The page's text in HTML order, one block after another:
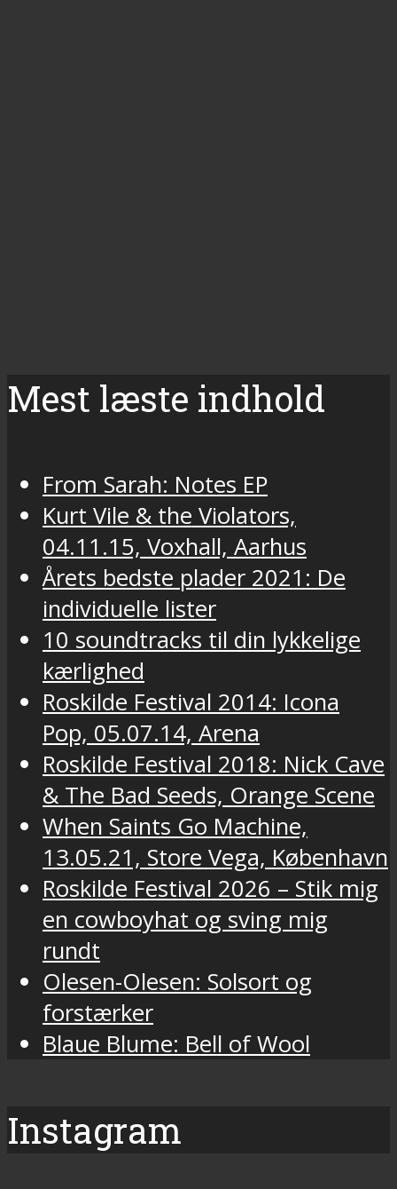
Mest læste indhold
From Sarah: Notes EP
Kurt Vile & the Violators,
04.11.15, Voxhall, Aarhus
Årets bedste plader 2021: De
individuelle lister
10 soundtracks til din lykkelige
kærlighed
Roskilde Festival 2014: Icona
Pop, 05.07.14, Arena
Roskilde Festival 2018: Nick Cave
& The Bad Seeds, Orange Scene
When Saints Go Machine,
13.05.21, Store Vega, København
Roskilde Festival 2026 – Stik mig
en cowboyhat og sving mig
rundt
Olesen-Olesen: Solsort og
forstærker
Blaue Blume: Bell of Wool
Instagram